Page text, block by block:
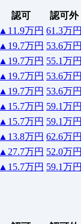
認可 認可外
▲11.9万円 61.3万円
▲19.7万円 53.6万円
▲19.7万円 55.1万円
▲19.7万円 53.6万円
▲19.7万円 53.6万円
▲15.7万円 59.1万円
▲15.7万円 59.1万円
▲13.8万円 62.6万円
▲27.7万円 52.0万円
▲15.7万円 59.1万円